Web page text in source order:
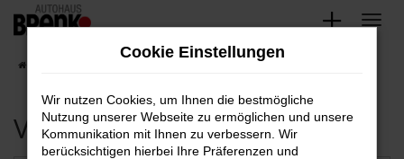
Zum
springen
Verfügbare Marken
Cookie Einstellungen
Wir nutzen Cookies, um Ihnen die bestmögliche
Nutzung unserer Webseite zu ermöglichen und unsere
Kommunikation mit Ihnen zu verbessern. Wir
berücksichtigen hierbei Ihre Präferenzen und